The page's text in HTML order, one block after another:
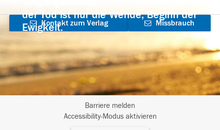
der Tod ist nur die Wende, Beginn der
Ewigkeit.
Kontakt zum Verlag
aufnehmen
Missbrauch
Barriere melden
Accessibility-Modus aktivieren